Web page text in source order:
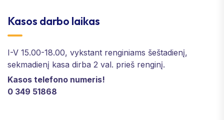
Kasos darbo laikas
I-V 15.00-18.00, vykstant renginiams šeštadienį,
sekmadienį kasa dirba 2 val. prieš renginį.
Kasos telefono numeris!
0 349 51868